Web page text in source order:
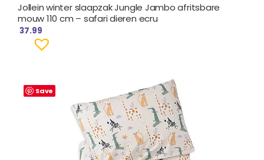
Jollein winter slaapzak Jungle Jambo afritsbare
mouw 110 cm – safari dieren ecru
37.99
Save